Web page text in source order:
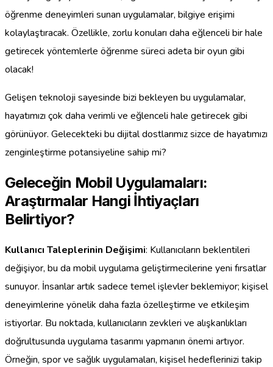
öğrenme deneyimleri sunan uygulamalar, bilgiye erişimi
kolaylaştıracak. Özellikle, zorlu konuları daha eğlenceli bir hale
getirecek yöntemlerle öğrenme süreci adeta bir oyun gibi
olacak!
Gelişen teknoloji sayesinde bizi bekleyen bu uygulamalar,
hayatımızı çok daha verimli ve eğlenceli hale getirecek gibi
görünüyor. Gelecekteki bu dijital dostlarımız sizce de hayatımızı
zenginleştirme potansiyeline sahip mi?
Geleceğin Mobil Uygulamaları:
Araştırmalar Hangi İhtiyaçları
Belirtiyor?
Kullanıcı Taleplerinin Değişimi: Kullanıcıların beklentileri
değişiyor, bu da mobil uygulama geliştirmecilerine yeni fırsatlar
sunuyor. İnsanlar artık sadece temel işlevler beklemiyor; kişisel
deneyimlerine yönelik daha fazla özelleştirme ve etkileşim
istiyorlar. Bu noktada, kullanıcıların zevkleri ve alışkanlıkları
doğrultusunda uygulama tasarımı yapmanın önemi artıyor.
Örneğin, spor ve sağlık uygulamaları, kişisel hedeflerinizi takip